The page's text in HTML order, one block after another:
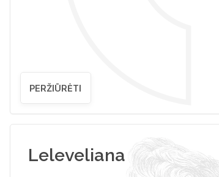
PERŽIŪRĖTI
Leleveliana